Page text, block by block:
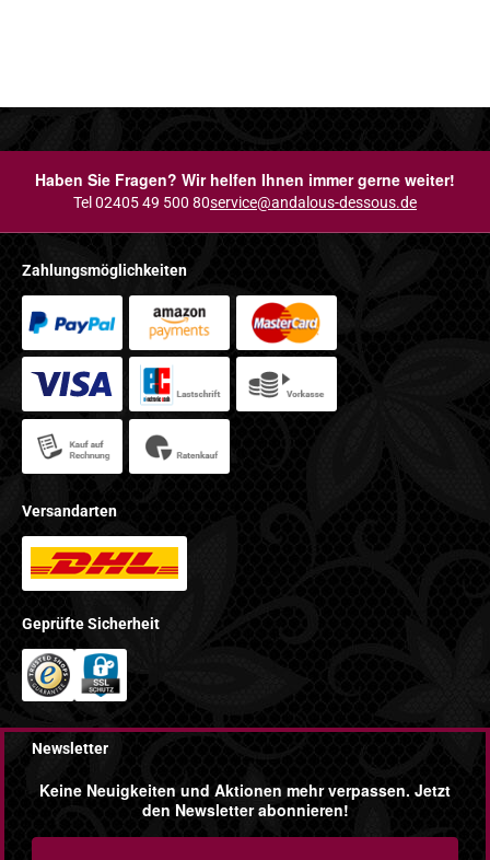
Haben Sie Fragen? Wir helfen Ihnen immer gerne weiter!
Tel 02405 49 500 80service@andalous-dessous.de
Zahlungsmöglichkeiten
Versandarten
Geprüfte Sicherheit
Newsletter
Keine Neuigkeiten und Aktionen mehr verpassen. Jetzt
den Newsletter abonnieren!